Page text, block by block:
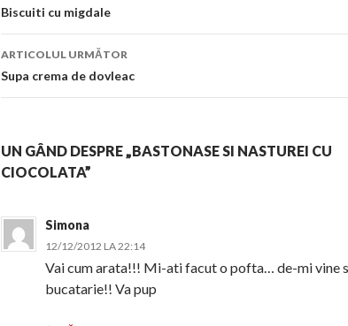
în
articol
Biscuiti cu migdale
ARTICOLUL URMĂTOR
Supa crema de dovleac
UN GÂND DESPRE „BASTONASE SI NASTUREI CU
CIOCOLATA”
Simona
12/12/2012 LA 22:14
Vai cum arata!!! Mi-ati facut o pofta… de-mi vine
bucatarie!! Va pup